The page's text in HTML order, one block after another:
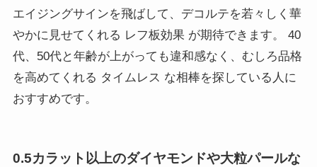
エイジングサインを飛ばして、デコルテを若々しく華
やかに見せてくれる レフ板効果 が期待できます。 40
代、50代と年齢が上がっても違和感なく、むしろ品格
を高めてくれる タイムレス な相棒を探している人に
おすすめです。
0.5カラット以上のダイヤモンドや大粒パールな